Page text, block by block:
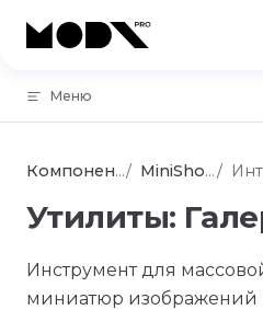
Skip to content
Меню
Компоненты MiniShop3
Утилиты:
Инструмент для
миниатюр изображений